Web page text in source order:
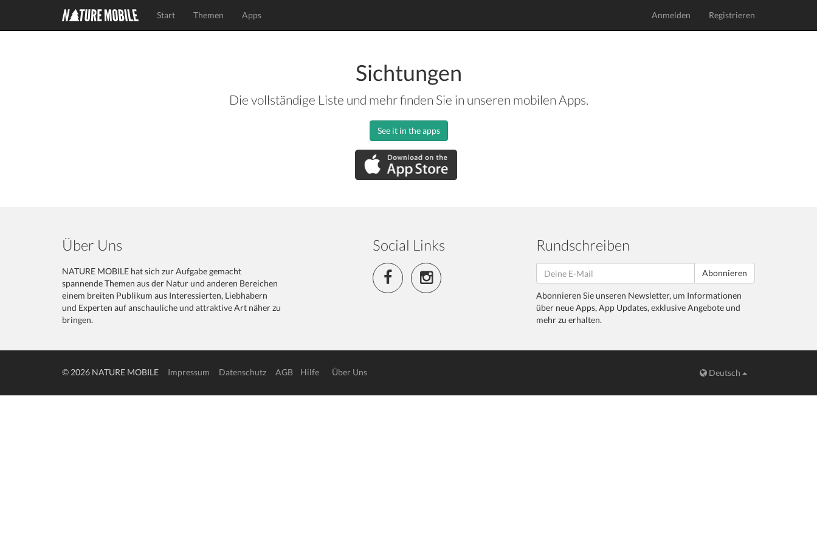
Start Themen Apps Anmelden Registrieren
Sichtungen
Die vollständige Liste und mehr finden Sie in unseren mobilen Apps.
See it in the apps
Über Uns
NATURE MOBILE hat sich zur Aufgabe gemacht
spannende Themen aus der Natur und anderen Bereichen
einem breiten Publikum aus Interessierten, Liebhabern
und Experten auf anschauliche und attraktive Art näher zu
bringen.
Social Links Rundschreiben
Abonnieren
Abonnieren Sie unseren Newsletter, um Informationen
über neue Apps, App Updates, exklusive Angebote und
mehr zu erhalten.
© 2026 NATURE MOBILE Impressum Datenschutz AGB Hilfe Über Uns Deutsch